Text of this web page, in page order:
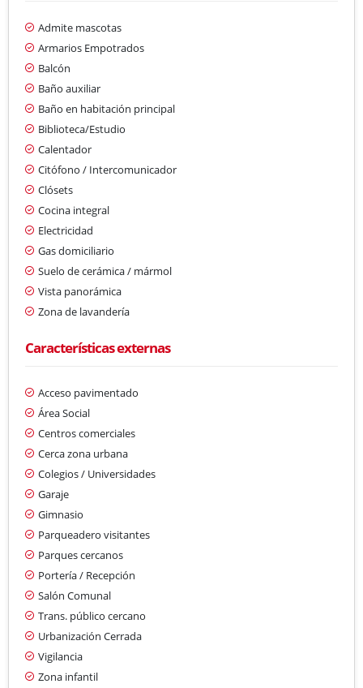
Admite mascotas
Armarios Empotrados
Balcón
Baño auxiliar
Baño en habitación principal
Biblioteca/Estudio
Calentador
Citófono / Intercomunicador
Clósets
Cocina integral
Electricidad
Gas domiciliario
Suelo de cerámica / mármol
Vista panorámica
Zona de lavandería
Características externas
Acceso pavimentado
Área Social
Centros comerciales
Cerca zona urbana
Colegios / Universidades
Garaje
Gimnasio
Parqueadero visitantes
Parques cercanos
Portería / Recepción
Salón Comunal
Trans. público cercano
Urbanización Cerrada
Vigilancia
Zona infantil